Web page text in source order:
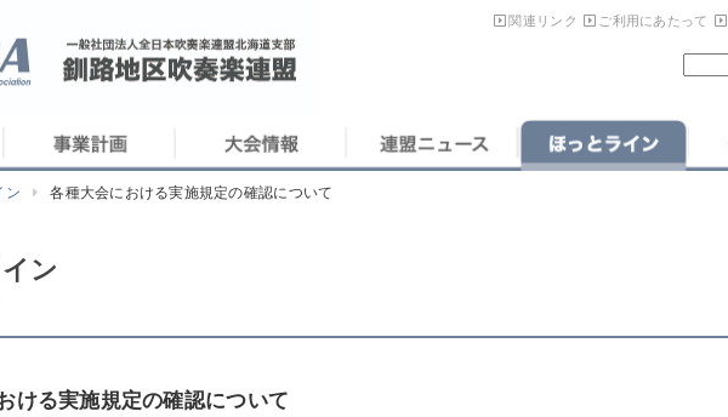
関連リンク ご利用にあたって
ン 各種大会における実施規定の確認について
ン
ける実施規定の確認について